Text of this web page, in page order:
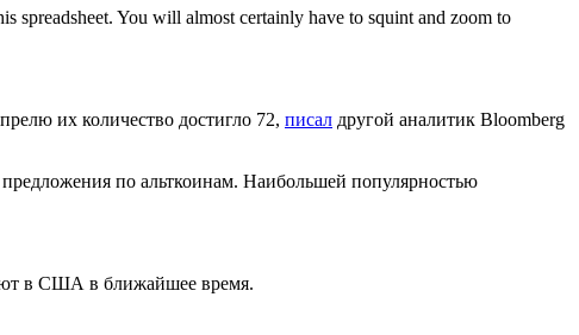
You will almost certainly have to squint and zoom to
их количество достигло 72, писал другой аналитик Bloomberg
по альткоинам. Наибольшей популярностью
в США в ближайшее время.